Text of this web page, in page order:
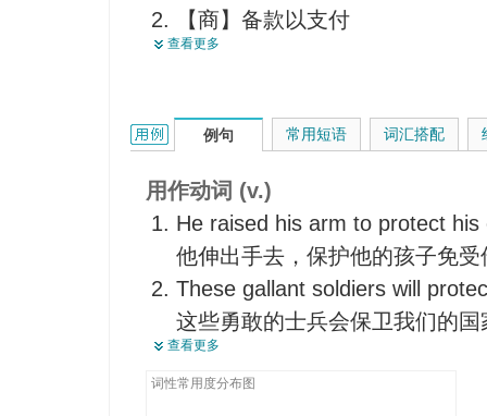
【商】备款以支付
包庇
【机】装保险器（在枪等上）
【经】保护（国内产业）
为...保险，投保
在...上装防护装置以免伤害
关税保护，对进口物资征收保
业）
查看更多
protect的用法和样例：
例句
用作动词 (v.)
He raised his arm to protect
他伸出手去，保护他的孩子免受
These gallant soldiers will
这些勇敢的士兵会保卫我们的国
These rare tigers are protected
这些珍贵的老虎受到专门法律的
查看更多
词性常用度分布图
常用短语 词汇搭配